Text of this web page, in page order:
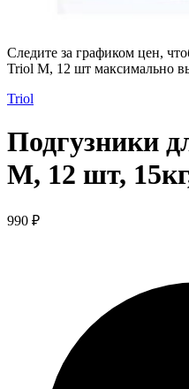
Следите за графиком цен,
Triol M, 12 шт максимально
Triol
Подгузники
M, 12 шт,
990 ₽